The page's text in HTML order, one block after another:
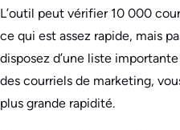
L’outil peut vérifier 10 000
ce qui est assez rapide, mais
disposez d’une liste
des courriels de marketing,
plus grande rapidité.